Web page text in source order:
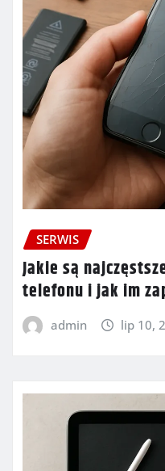
SERWIS
Jakie są
telefonu i jak im
admin lip 10,